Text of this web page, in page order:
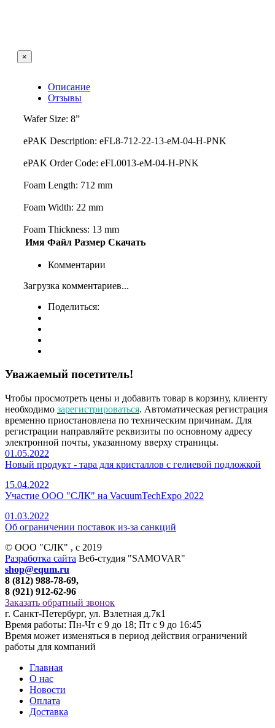
×
Описание
Отзывы
Wafer Size: 8”
ePAK Description: eFL8-712-22-13-eM-04-H-PNK
ePAK Order Code: eFL0013-eM-04-H-PNK
Foam Length: 712 mm
Foam Width: 22 mm
Foam Thickness: 13 mm
Имя Файл Размер Скачать
Комментарии
Загрузка комментариев...
Поделиться:
Уважаемый посетитель!
Чтобы просмотреть цены и добавить товар в корзину, клиенту
необходимо зарегистрироваться. Автоматическая регистрация
временно приостановлена по техническим причинам. Для
регистрации направляйте реквизиты по основному адресу
электронной почты, указанному вверху страницы.
01.05.2022
Новый продукт - тара для кристаллов с гелиевой подложкой
15.04.2022
Участие ООО "СЛК" на VacuumTechExpo 2022
01.03.2022
Об ограничении поставок из-за санкций
© ООО "СЛК" , c 2019
Разработка сайта Веб-студия "SAMOVAR"
shop@equm.ru
8 (812) 988-78-69,
8 (921) 912-62-96
Заказать обратный звонок
г. Санкт-Петербург, ул. Взлетная д.7к1
Время работы: Пн-Чт с 9 до 18; Пт с 9 до 16:45
Время может изменяться в период действия ограничений
работы для компаний
Главная
О нас
Новости
Оплата
Доставка